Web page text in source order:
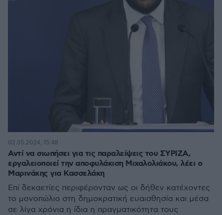
Αντί να σιωπήσει για τις παραλείψεις του ΣΥΡΙΖΑ,
εργαλειοποιεί την αποφυλάκιση Μιχαλολιάκου, λέει ο
Μαρινάκης για Κασσελάκη
Επί δεκαετίες περιφέρονταν ως οι δήθεν κατέχοντες
το μονοπώλιο στη δημοκρατική ευαισθησία και μέσα
σε λίγα χρόνια η ίδια η πραγματικότητα τους
02.05.2024, 15:48